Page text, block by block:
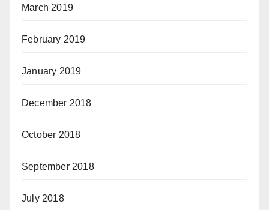
March 2019
February 2019
January 2019
December 2018
October 2018
September 2018
July 2018